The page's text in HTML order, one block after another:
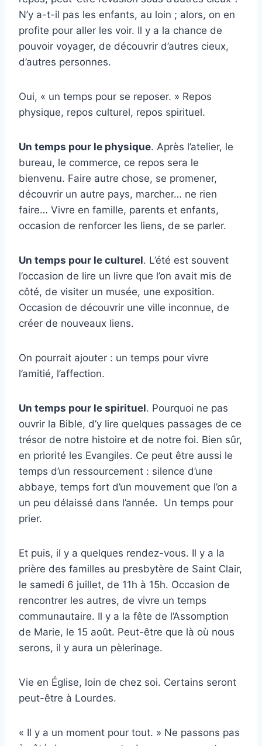
N’y a-t-il pas les enfants, au loin ; alors, on en
profite pour aller les voir. Il y a la chance de
pouvoir voyager, de découvrir d’autres cieux,
d’autres personnes.
Oui, « un temps pour se reposer. » Repos
physique, repos culturel, repos spirituel.
Un temps pour le physique. Après l’atelier, le
bureau, le commerce, ce repos sera le
bienvenu. Faire autre chose, se promener,
découvrir un autre pays, marcher… ne rien
faire… Vivre en famille, parents et enfants,
occasion de renforcer les liens, de se parler.
Un temps pour le culturel. L’été est souvent
l’occasion de lire un livre que l’on avait mis de
côté, de visiter un musée, une exposition.
Occasion de découvrir une ville inconnue, de
créer de nouveaux liens.
On pourrait ajouter : un temps pour vivre
l’amitié, l’affection.
Un temps pour le spirituel. Pourquoi ne pas
ouvrir la Bible, d’y lire quelques passages de ce
trésor de notre histoire et de notre foi. Bien sûr,
en priorité les Evangiles. Ce peut être aussi le
temps d’un ressourcement : silence d’une
abbaye, temps fort d’un mouvement que l’on a
un peu délaissé dans l’année. Un temps pour
prier.
Et puis, il y a quelques rendez-vous. Il y a la
prière des familles au presbytère de Saint Clair,
le samedi 6 juillet, de 11h à 15h. Occasion de
rencontrer les autres, de vivre un temps
communautaire. Il y a la fête de l’Assomption
de Marie, le 15 août. Peut-être que là où nous
serons, il y aura un pèlerinage.
Vie en Église, loin de chez soi. Certains seront
peut-être à Lourdes.
« Il y a un moment pour tout. » Ne passons pas